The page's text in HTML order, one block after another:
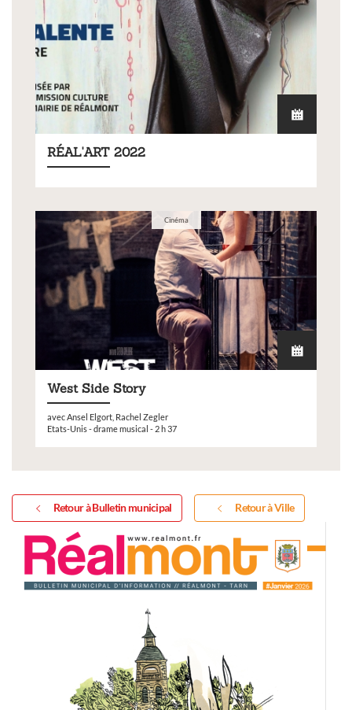
RÉAL'ART 2022
Cinéma
West Side Story
avec Ansel Elgort, Rachel Zegler
Etats-Unis - drame musical - 2 h 37
Retour à Bulletin municipal Retour à Ville